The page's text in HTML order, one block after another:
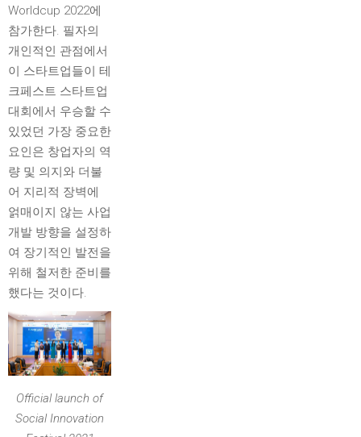
Worldcup 2022에
참가한다. 필자의
개인적인 관점에서
이 스타트업들이 테
크페스트 스타트업
대회에서 우승할 수
있었던 가장 중요한
요인은 창업자의 역
량 및 의지와 더불
어 지리적 장벽에
얽매이지 않는 사업
개발 방향을 설정하
여 장기적인 발전을
위해 철저한 준비를
했다는 것이다.
Official launch of
Social Innovation